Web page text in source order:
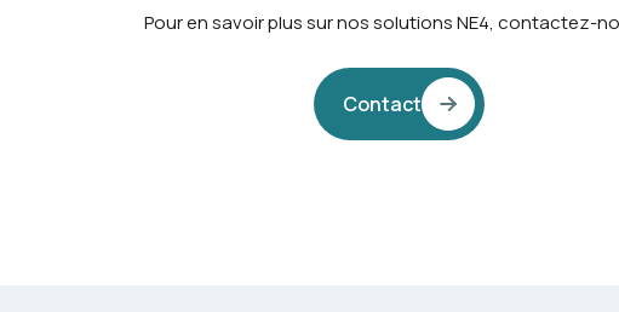
Pour en savoir plus sur nos solutions NE4, contactez-
Contact